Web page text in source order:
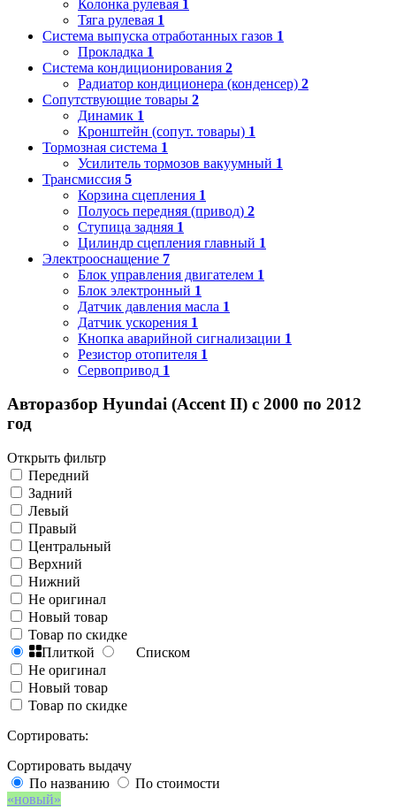
Колонка рулевая 1
Тяга рулевая 1
Система выпуска отработанных газов 1
Прокладка 1
Система кондиционирования 2
Радиатор кондиционера (конденсер) 2
Сопутствующие товары 2
Динамик 1
Кронштейн (сопут. товары) 1
Тормозная система 1
Усилитель тормозов вакуумный 1
Трансмиссия 5
Корзина сцепления 1
Полуось передняя (привод) 2
Ступица задняя 1
Цилиндр сцепления главный 1
Электрооснащение 7
Блок управления двигателем 1
Блок электронный 1
Датчик давления масла 1
Датчик ускорения 1
Кнопка аварийной сигнализации 1
Резистор отопителя 1
Сервопривод 1
Авторазбор Hyundai (Accent II) с 2000 по 2012
год
Открыть фильтр
Передний
Задний
Левый
Правый
Центральный
Верхний
Нижний
Не оригинал
Новый товар
Товар по скидке
Плиткой
Списком
Не оригинал
Новый товар
Товар по скидке
Сортировать:
Сортировать выдачу
По названию
По стоимости
новый